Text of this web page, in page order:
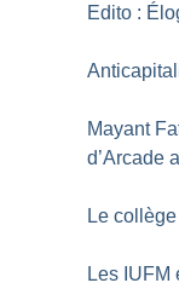
Edito :
Mayant
d’Arcade
Le
Les IUFM